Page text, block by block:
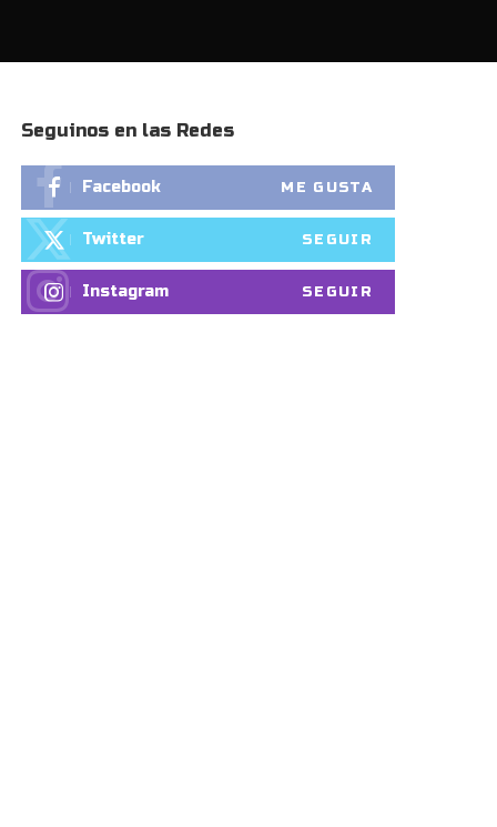
Seguinos en las Redes
Facebook ME GUSTA
Twitter SEGUIR
Instagram SEGUIR